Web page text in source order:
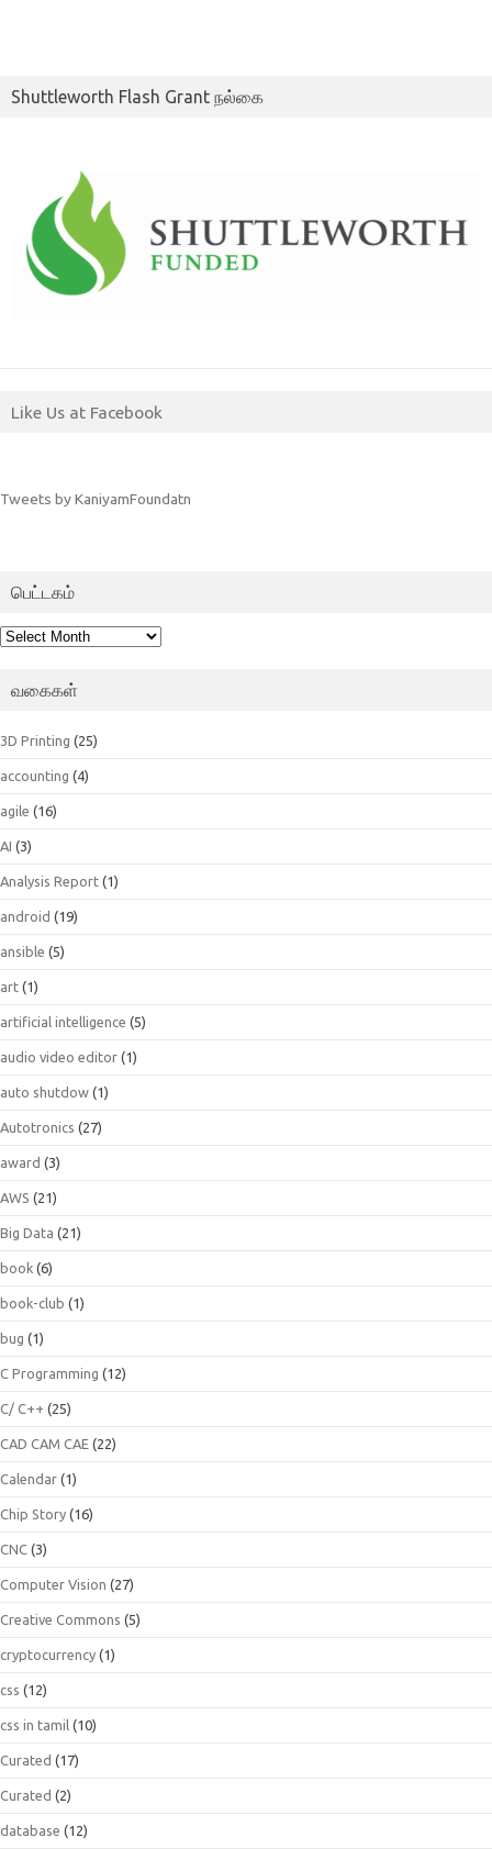
Shuttleworth Flash Grant நல்கை
Like Us at Facebook
Tweets by KaniyamFoundatn
பெட்டகம்
பெட்டகம்
வகைகள்
3D Printing (25)
accounting (4)
agile (16)
AI (3)
Analysis Report (1)
android (19)
ansible (5)
art (1)
artificial intelligence (5)
audio video editor (1)
auto shutdow (1)
Autotronics (27)
award (3)
AWS (21)
Big Data (21)
book (6)
book-club (1)
bug (1)
C Programming (12)
C/ C++ (25)
CAD CAM CAE (22)
Calendar (1)
Chip Story (16)
CNC (3)
Computer Vision (27)
Creative Commons (5)
cryptocurrency (1)
css (12)
css in tamil (10)
Curated (17)
Curated (2)
database (12)